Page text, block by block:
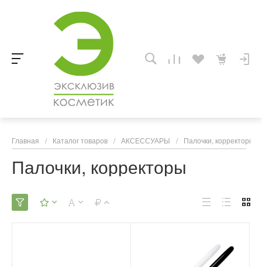
Главная / Каталог товаров / АКСЕССУАРЫ / Палочки, корректоры
Палочки, корректоры